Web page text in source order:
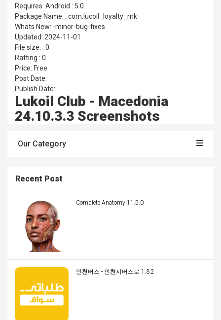
Requires: Android : 5.0
Package Name: : com.lucoil_loyalty_mk
Whats New: -minor-bug-fixes
Updated: 2024-11-01
File size: : 0
Ratting : 0
Price: Free
Post Date:
Publish Date:
Lukoil Club - Macedonia
24.10.3.3 Screenshots
Our Category
Recent Post
Complete Anatomy 11.5.0
인천버스 - 인천시버스로 1.3.2